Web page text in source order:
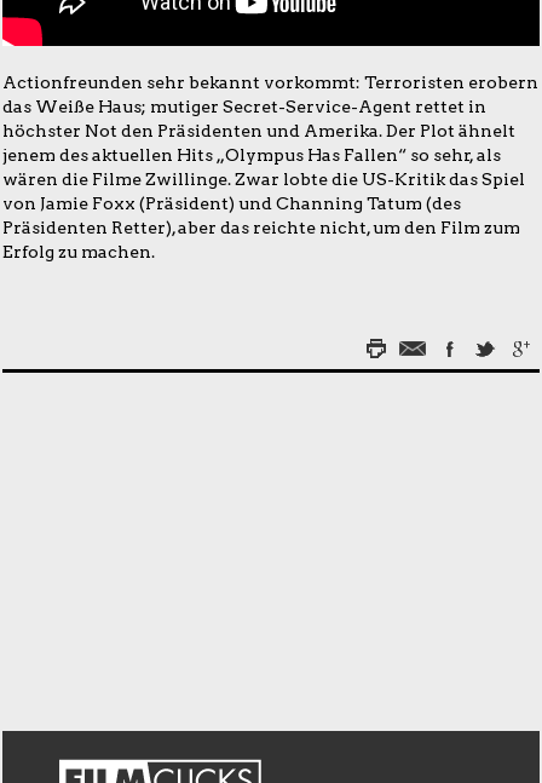
Actionfreunden sehr bekannt vorkommt: Terroristen erobern
das Weiße Haus; mutiger Secret-Service-Agent rettet in
höchster Not den Präsidenten und Amerika. Der Plot ähnelt
jenem des aktuellen Hits „Olympus Has Fallen“ so sehr, als
wären die Filme Zwillinge. Zwar lobte die US-Kritik das Spiel
von Jamie Foxx (Präsident) und Channing Tatum (des
Präsidenten Retter), aber das reichte nicht, um den Film zum
Erfolg zu machen.